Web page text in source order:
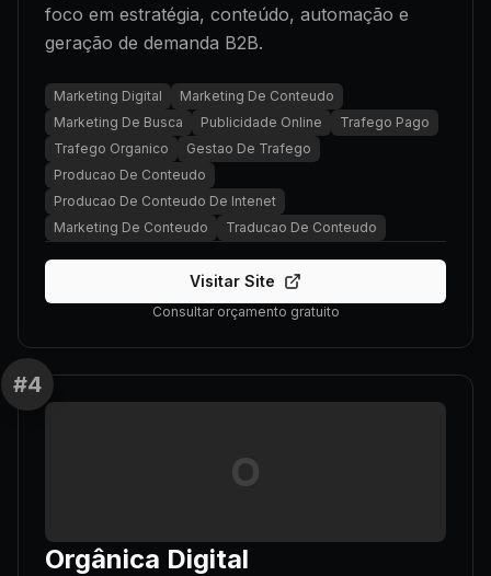
foco em estratégia, conteúdo, automação e
geração de demanda B2B.
Marketing Digital
Marketing De Conteudo
Marketing De Busca
Publicidade Online
Trafego Pago
Trafego Organico
Gestao De Trafego
Producao De Conteudo
Producao De Conteudo De Intenet
Marketing De Conteudo
Traducao De Conteudo
Visitar Site
Consultar orçamento gratuito
#4
O
Orgânica Digital